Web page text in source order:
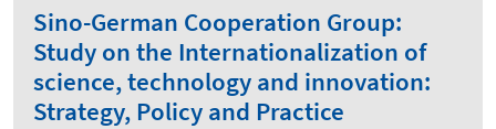
Sino-German Cooperation Group:
Study on the Internationalization of
science, technology and innovation:
Strategy, Policy and Practice